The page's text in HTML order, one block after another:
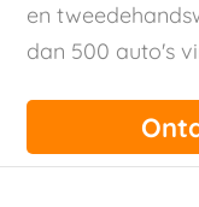
en
dan 500 auto's